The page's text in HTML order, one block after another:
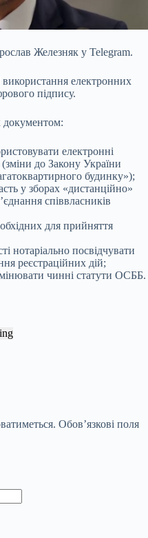
Железняк у Telegram.
електронних
підпису.
документом:
електронні
до Закону України
будинку»);
у зборах «дистанційно»
співвласників
для прийняття
нотаріально посвідчувати
реєстраційних дій;
чинні статути ОСББ.
Обов’язкові поля